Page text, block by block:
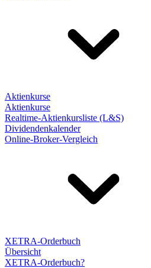
Aktienkurse
Aktienkurse
Realtime-Aktienkursliste (L&S)
Dividendenkalender
Online-Broker-Vergleich
XETRA-Orderbuch
Übersicht
XETRA-Orderbuch?